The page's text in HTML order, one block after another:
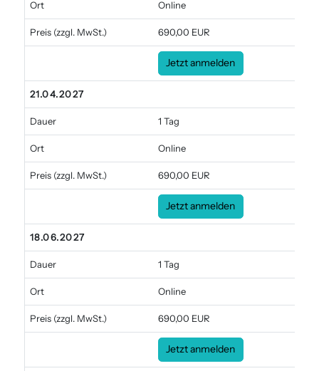
Ort Online
Preis (zzgl. MwSt.) 690,00 EUR
Jetzt anmelden
21.04.2027
Dauer 1 Tag
Ort Online
Preis (zzgl. MwSt.) 690,00 EUR
Jetzt anmelden
18.06.2027
Dauer 1 Tag
Ort Online
Preis (zzgl. MwSt.) 690,00 EUR
Jetzt anmelden